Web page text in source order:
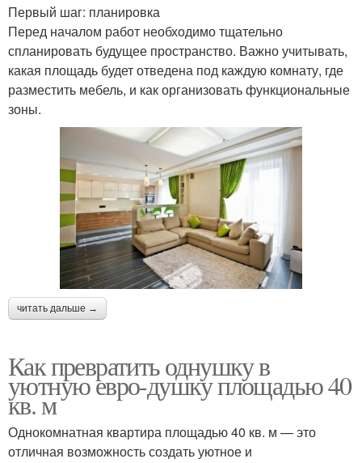
Первый шаг: планировка
Перед началом работ необходимо тщательно
спланировать будущее пространство. Важно учитывать,
какая площадь будет отведена под каждую комнату, где
разместить мебель, и как организовать функциональные
зоны.
читать дальше →
Как превратить однушку в
уютную евро-душку площадью 40
кв. м
Однокомнатная квартира площадью 40 кв. м — это
отличная возможность создать уютное и